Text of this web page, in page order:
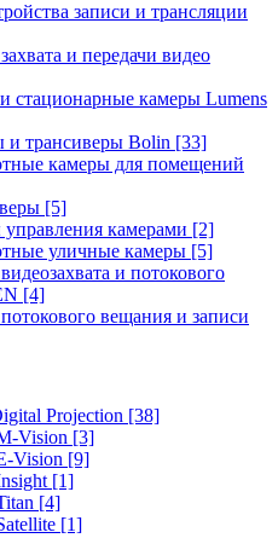
записи и трансляции
и передачи видео
стационарные камеры Lumens
и трансиверы Bolin [33]
камеры для помещений
[5]
камерами [2]
уличные камеры [5]
и потокового
[4]
вещания и записи
Projection [38]
Vision [3]
Vision [9]
[1]
[4]
[1]